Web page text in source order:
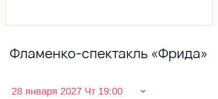
Фламенко-спектакль «Фрида»